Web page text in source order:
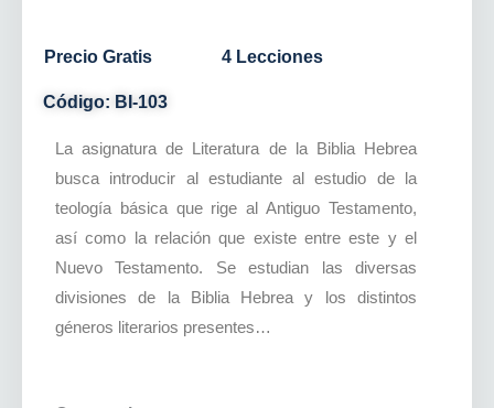
Precio Gratis 4 Lecciones
Código: BI-103
La asignatura de Literatura de la Biblia Hebrea
busca introducir al estudiante al estudio de la
teología básica que rige al Antiguo Testamento,
así como la relación que existe entre este y el
Nuevo Testamento. Se estudian las diversas
divisiones de la Biblia Hebrea y los distintos
géneros literarios presentes…